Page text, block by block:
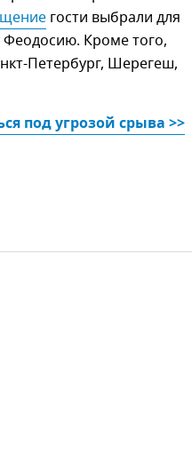
гости выбрали для
Кроме того,
Петербург, Шерегеш,
под угрозой срыва >>